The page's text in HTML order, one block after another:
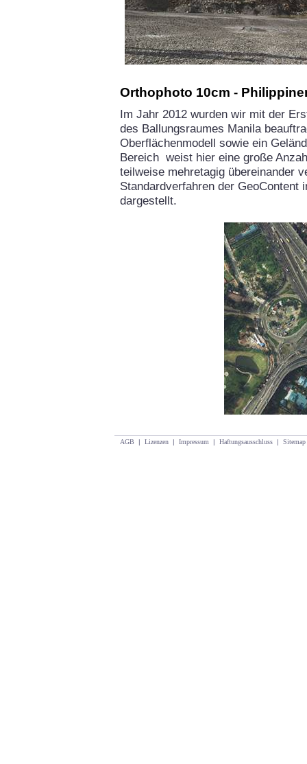
Orthophoto 10cm -
Im Jahr 2012 wurden wir mit der
des Ballungsraumes Manila
Oberflächenmodell sowie ein
Bereich weist hier eine große
teilweise mehretagig übereinander
Standardverfahren der GeoContent
dargestellt.
AGB | Lizenzen | Impressum | Haftungsausschluss | Sitemap